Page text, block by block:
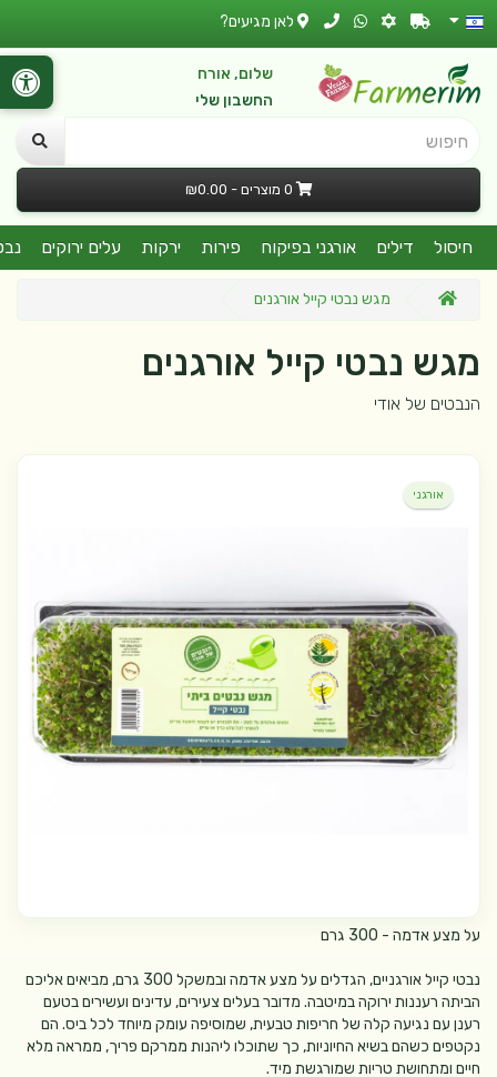
לאן מגיעים?
שלום, אורח
החשבון שלי
חיפוש
0 מוצרים - ₪0.00
חיסול דילים אורגני בפיקוח פירות ירקות עלים ירוקים
מגש נבטי קייל אורגנים
מגש נבטי קייל אורגנים
הנבטים של אודי
אורגני
על מצע אדמה - 300 גרם
נבטי קייל אורגניים, הגדלים על מצע אדמה ובמשקל 300 גרם, מביאים אליכם
הביתה רעננות ירוקה במיטבה. מדובר בעלים צעירים, עדינים ועשירים בטעם
רענן עם נגיעה קלה של חריפות טבעית, שמוסיפה עומק מיוחד לכל ביס. הם
נקטפים כשהם בשיא החיוניות, כך שתוכלו ליהנות ממרקם פריך, ממראה מלא
חיים ומתחושת טריות שמורגשת מיד.